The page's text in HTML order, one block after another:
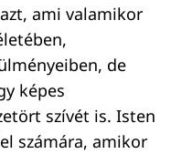
ami valamikor
de
képes
szívét is. Isten
számára, amikor